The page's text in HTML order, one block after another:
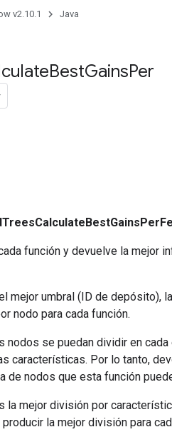
v2.10.1 Java
BestGainsPer
función y devuelve la mejor
mejor umbral (ID de depósito),
nodo para cada función.
nodos se puedan dividir en
características. Por lo tanto,
de nodos que esta función
la mejor división por
la mejor división para